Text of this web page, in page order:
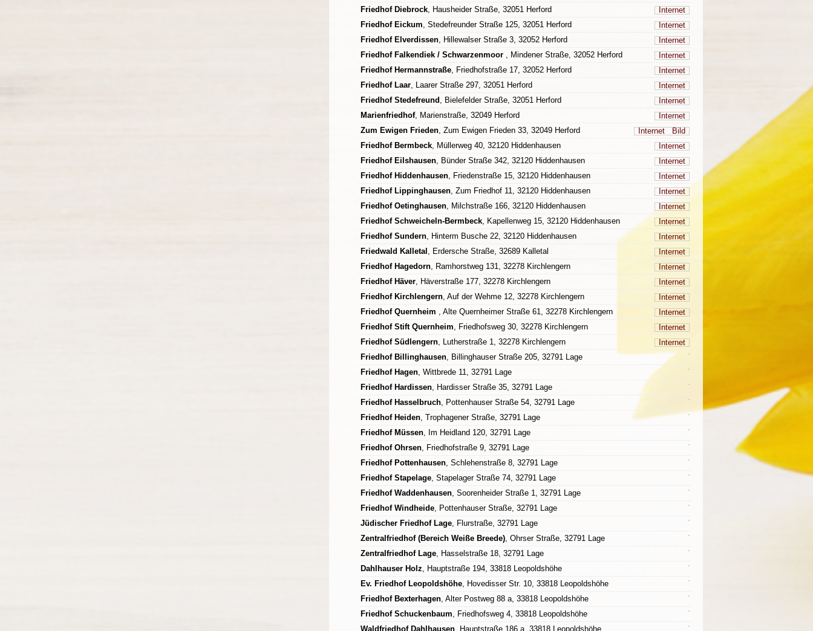
Friedhof Diebrock, Hausheider Straße, 32051 Herford
Internet
Friedhof Eickum, Stedefreunder Straße 125, 32051 Herford
Internet
Friedhof Elverdissen, Hillewalser Straße 3, 32052 Herford
Internet
Friedhof Falkendiek / Schwarzenmoor , Mindener Straße, 32052 Herford
Internet
Friedhof Hermannstraße, Friedhofstraße 17, 32052 Herford
Internet
Friedhof Laar, Laarer Straße 297, 32051 Herford
Internet
Friedhof Stedefreund , Bielefelder Straße, 32051 Herford
Internet
Marienfriedhof, Marienstraße, 32049 Herford
Internet
Zum Ewigen Frieden, Zum Ewigen Frieden 33, 32049 Herford Internet
Bild
Friedhof Bermbeck, Müllerweg 40, 32120 Hiddenhausen
Internet
Friedhof Eilshausen, Bünder Straße 342, 32120 Hiddenhausen
Internet
Friedhof Hiddenhausen, Friedenstraße 15, 32120 Hiddenhausen
Internet
Friedhof Lippinghausen, Zum Friedhof 11, 32120 Hiddenhausen
Internet
Friedhof Oetinghausen, Milchstraße 166, 32120 Hiddenhausen
Internet
Friedhof Schweicheln-Bermbeck, Kapellenweg 15, 32120 Hiddenhausen
Internet
Friedhof Sundern, Hinterm Busche 22, 32120 Hiddenhausen
Internet
Friedwald Kalletal , Erdersche Straße, 32689 Kalletal
Internet
Friedhof Hagedorn, Ramhorstweg 131, 32278 Kirchlengern
Internet
Friedhof Häver, Häverstraße 177, 32278 Kirchlengern
Internet
Friedhof Kirchlengern, Auf der Wehme 12, 32278 Kirchlengern
Internet
Friedhof Quernheim , Alte Quernheimer Straße 61, 32278 Kirchlengern
Internet
Friedhof Stift Quernheim, Friedhofsweg 30, 32278 Kirchlengern
Internet
Friedhof Südlengern, Lutherstraße 1, 32278 Kirchlengern
Internet
Friedhof Billinghausen, Billinghauser Straße 205, 32791 Lage
Friedhof Hagen, Wittbrede 11, 32791 Lage
Friedhof Hardissen, Hardisser Straße 35, 32791 Lage
Friedhof Hasselbruch, Pottenhauser Straße 54, 32791 Lage
Friedhof Heiden, Trophagener Straße, 32791 Lage
Friedhof Müssen, Im Heidland 120, 32791 Lage
Friedhof Ohrsen, Friedhofstraße 9, 32791 Lage
Friedhof Pottenhausen, Schlehenstraße 8, 32791 Lage
Friedhof Stapelage, Stapelager Straße 74, 32791 Lage
Friedhof Waddenhausen, Soorenheider Straße 1, 32791 Lage
Friedhof Windheide, Pottenhauser Straße, 32791 Lage
Jüdischer Friedhof Lage, Flurstraße, 32791 Lage
Zentralfriedhof (Bereich Weiße Breede), Ohrser Straße, 32791 Lage
Zentralfriedhof Lage, Hasselstraße 18, 32791 Lage
Dahlhauser Holz, Hauptstraße 194, 33818 Leopoldshöhe
Ev. Friedhof Leopoldshöhe, Hovedisser Str. 10, 33818 Leopoldshöhe
Friedhof Bexterhagen, Alter Postweg 88 a, 33818 Leopoldshöhe
Friedhof Schuckenbaum, Friedhofsweg 4, 33818 Leopoldshöhe
Waldfriedhof Dahlhausen , Hauptstraße 186 a, 33818 Leopoldshöhe